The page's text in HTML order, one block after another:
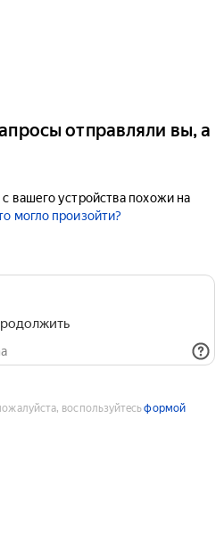
отправляли вы, а
вашего устройства похожи на
могло произойти?
воспользуйтесьформой